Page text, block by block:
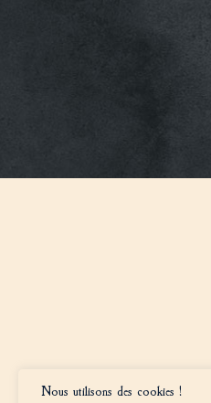
Nous utilisons des cookies !